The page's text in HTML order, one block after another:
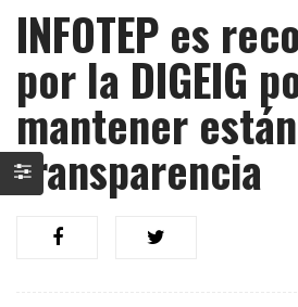
INFOTEP es
por la DIGEIG
mantener
transparencia